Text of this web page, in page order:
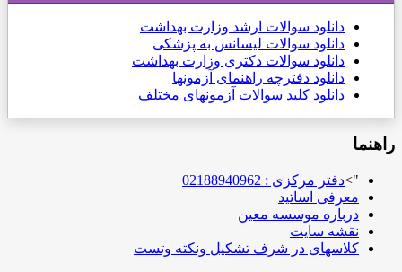
دانلود سوالات ارشد وزارت بهداشت
دانلود سوالات لیسانس به پزشکی
دانلود سوالات دکتری وزارت بهداشت
دانلود دفترچه راهنمای آزمونها
دانلود کلید سوالات آزمونهای مختلف
راهنما
">دفتر مرکزی : 02188940962
معرفی اساتید
درباره موسسه معین
نقشه سایت
کلاسهای در شرف تشکیل ونکته وتست